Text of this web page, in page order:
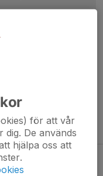
så står det i
för att vår
De används
hjälpa oss att